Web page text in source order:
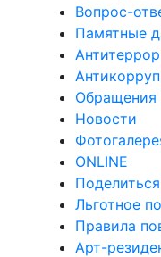
Вопрос-
Памятные
Обращения
Новости
ONLINE
Льготное
Правила
Арт-